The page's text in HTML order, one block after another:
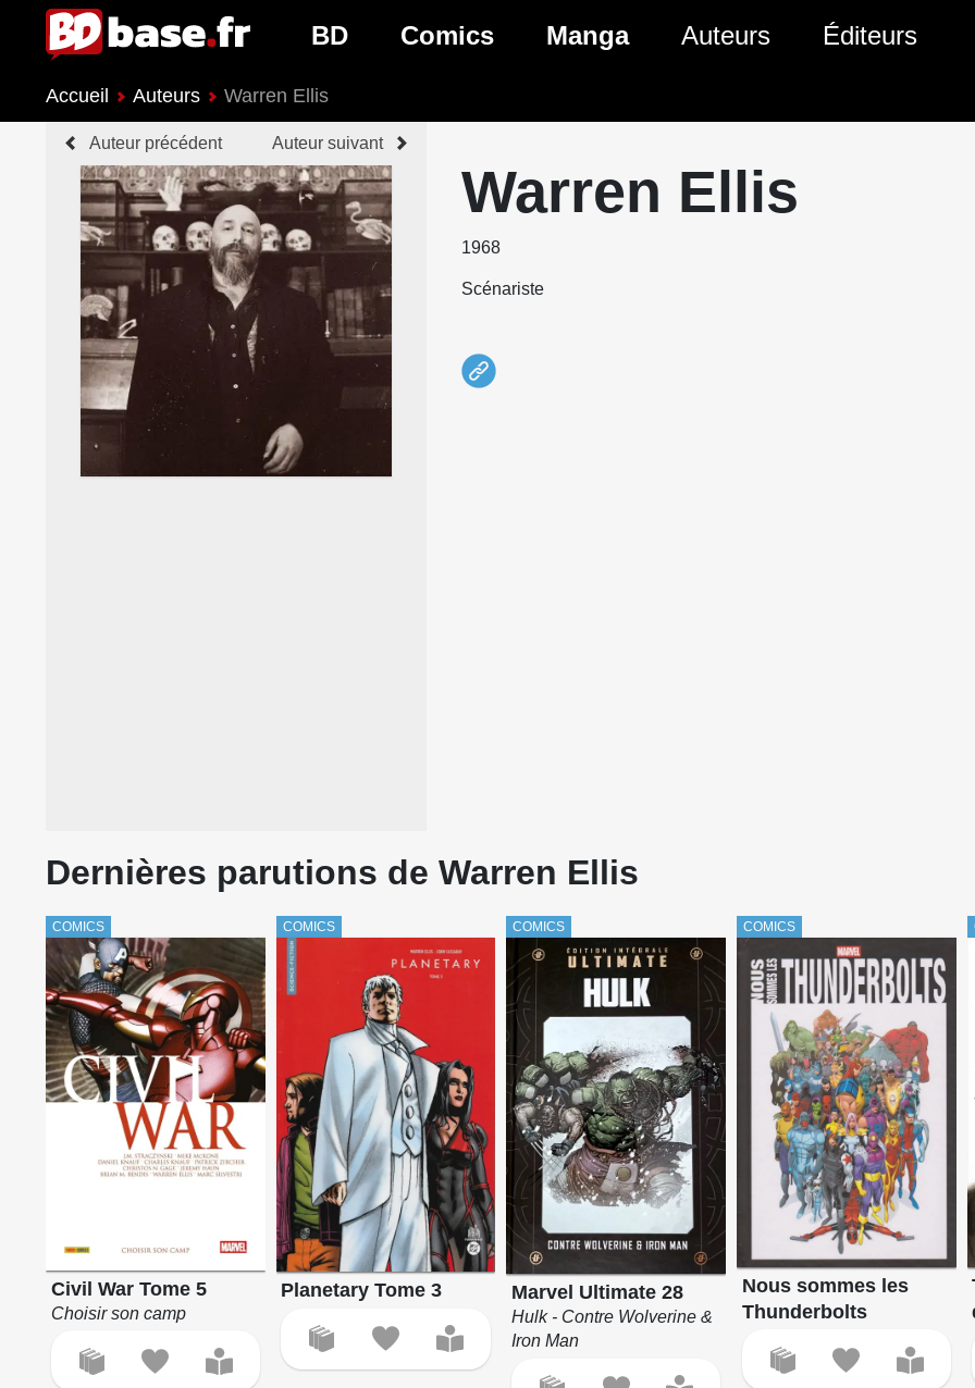
BD
Nouveautés BD
Prochaines sorties BD
Genres BD
Comics
Genres Comics
Manga
Genres Manga
Auteurs Éditeurs
Accueil Auteurs Warren Ellis
Auteur précédent Auteur suivant
Warren Ellis
1968
Scénariste
Dernières parutions de Warren Ellis
COMICS
Civil War Tome 5
Choisir son camp
COMICS
Planetary Tome 3
COMICS
Marvel Ultimate 28
Hulk - Contre Wolverine &
Iron Man
COMICS
Nous sommes les
Thunderbolts